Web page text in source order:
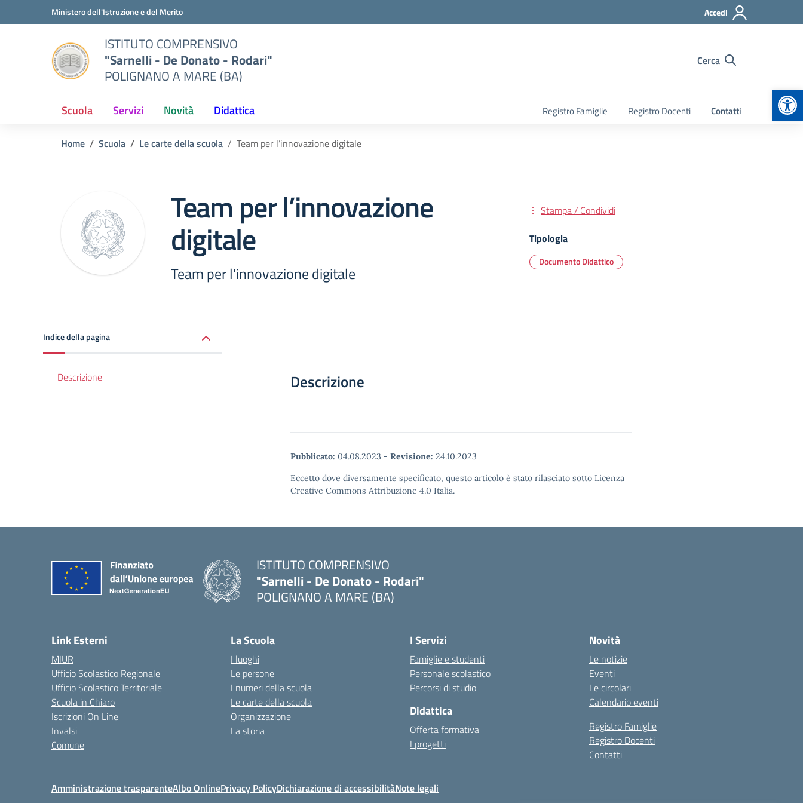
Vai ai contenuti
Vai al menu di navigazioneMinistero dell'Istruzione e del Merito Accedi
ISTITUTO COMPRENSIVO
"Sarnelli - De Donato - Rodari"
POLIGNANO A MARE (BA)
Cerca
Scuola Servizi Novità Didattica Registro Famiglie Registro Docenti Contatti
Home Scuola Le carte della scuola Team per l’innovazione digitale
Team per l’innovazione
digitale
Team per l'innovazione digitale
Stampa / Condividi
Tipologia
Documento Didattico
Indice della pagina
Descrizione Descrizione
Pubblicato: 04.08.2023 - Revisione: 24.10.2023
Eccetto dove diversamente specificato, questo articolo è stato rilasciato sotto Licenza
Creative Commons Attribuzione 4.0 Italia.
ISTITUTO COMPRENSIVO
"Sarnelli - De Donato - Rodari"
POLIGNANO A MARE (BA)
Link Esterni
MIUR
Ufficio Scolastico Regionale
Ufficio Scolastico Territoriale
Scuola in Chiaro
Iscrizioni On Line
Invalsi
Comune
La Scuola
I luoghi
Le persone
I numeri della scuola
Le carte della scuola
Organizzazione
La storia
I Servizi
Famiglie e studenti
Personale scolastico
Percorsi di studio
Didattica
Offerta formativa
I progetti
Novità
Le notizie
Eventi
Le circolari
Calendario eventi
Registro Famiglie
Registro Docenti
Contatti
Amministrazione trasparenteAlbo OnlinePrivacy PolicyDichiarazione di accessibilitàNote legali